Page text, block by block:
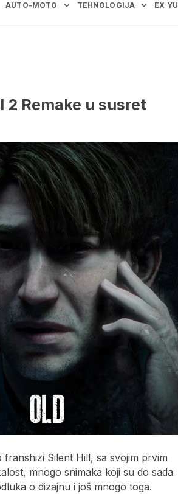
AUTO-MOTO TEHNOLOGIJA EX YU
2 Remake u susret
Silent Hill, sa svojim prvim
mnogo snimaka koji su do sada
o dizajnu i još mnogo toga.